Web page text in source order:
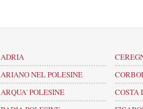
ADRIA
ARIANO NEL POLESINE
ARQUA' POLESINE
COSTA